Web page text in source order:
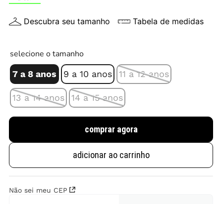
Descubra seu tamanho Tabela de medidas
selecione o tamanho
7 a 8 anos 9 a 10 anos 11 a 12 anos
13 a 14 anos 14 a 15 anos
comprar agora
adicionar ao carrinho
Não sei meu CEP